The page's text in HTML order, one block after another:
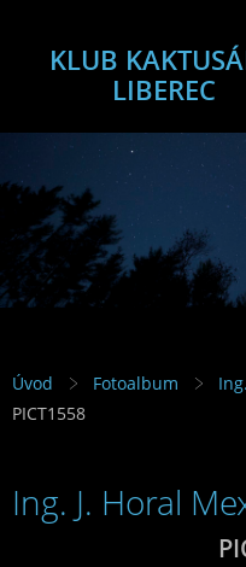
KLUB
LIBEREC
Úvod Fotoalbum
PICT1558
Ing. J. Horal